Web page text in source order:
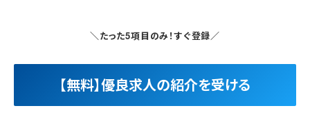
＼たった5項目のみ！すぐ登録／
【無料】優良求人の紹介を受ける